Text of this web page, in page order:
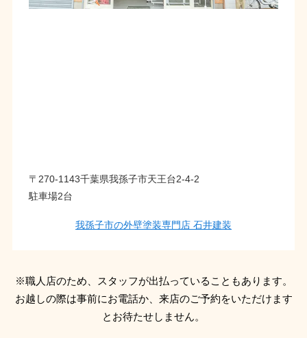
〒270-1143千葉県我孫子市天王台2-4-2
駐車場2台
我孫子市の外壁塗装専門店 石井建装
※職人店のため、スタッフが出払っていることもあります。
お越しの際は事前にお電話か、来店のご予約をいただけます
とお待たせしません。